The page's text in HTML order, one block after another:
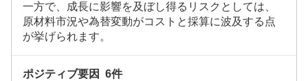
一方で、成長に影響を及ぼし得るリスクとしては、
原材料市況や為替変動がコストと採算に波及する点
が挙げられます。
ポジティブ要因 6件